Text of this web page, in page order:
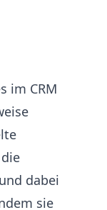
im CRM
dabei
sie